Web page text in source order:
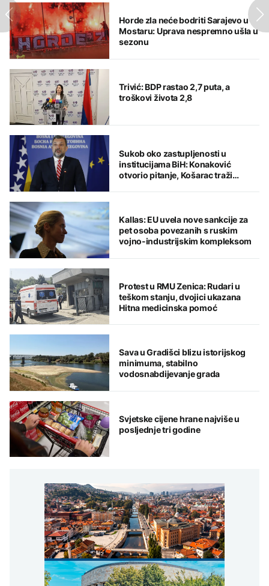
Horde zla neće bodriti Sarajevo u
Mostaru: Uprava nespremno ušla u
sezonu
Trivić: BDP rastao 2,7 puta, a
troškovi života 2,8
Sukob oko zastupljenosti u
institucijama BiH: Konaković
otvorio pitanje, Košarac traži
Kallas: EU uvela nove sankcije za
pet osoba povezanih s ruskim
vojno-industrijskim kompleksom
Protest u RMU Zenica: Rudari u
teškom stanju, dvojici ukazana
Hitna medicinska pomoć
Sava u Gradišci blizu istorijskog
minimuma, stabilno
vodosnabdijevanje grada
Svjetske cijene hrane najviše u
posljednje tri godine